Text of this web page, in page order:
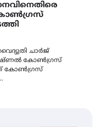
ചാർജ്
കോൺഗ്രസ്
കോൺഗ്രസ്